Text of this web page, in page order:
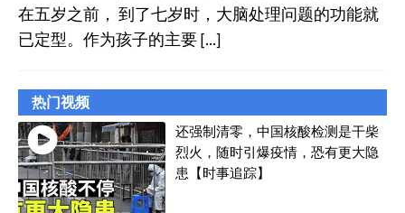
在五岁之前， 到了七岁时，大脑处理问题的功能就
已定型。作为孩子的主要[…]
热门视频
还强制清零，中国核酸检测是干柴
烈火，随时引爆疫情，恐有更大隐
患【时事追踪】